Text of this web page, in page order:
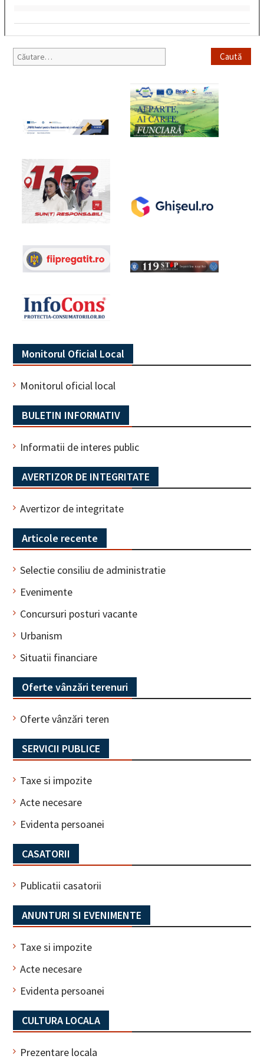
Monitorul Oficial Local
Monitorul oficial local
BULETIN INFORMATIV
Informatii de interes public
AVERTIZOR DE INTEGRITATE
Avertizor de integritate
Articole recente
Selectie consiliu de administratie
Evenimente
Concursuri posturi vacante
Urbanism
Situatii financiare
Oferte vânzări terenuri
Oferte vânzări teren
SERVICII PUBLICE
Taxe si impozite
Acte necesare
Evidenta persoanei
CASATORII
Publicatii casatorii
ANUNTURI SI EVENIMENTE
Taxe si impozite
Acte necesare
Evidenta persoanei
CULTURA LOCALA
Prezentare locala